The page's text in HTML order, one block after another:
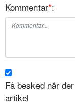
Kommentar*:
Få besked når
artikel